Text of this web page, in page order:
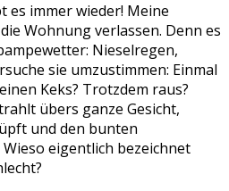
es immer wieder! Meine
Wohnung verlassen. Denn es
Nieselregen,
sie umzustimmen: Einmal
Keks? Trotzdem raus?
übers ganze Gesicht,
und den bunten
eigentlich bezeichnet